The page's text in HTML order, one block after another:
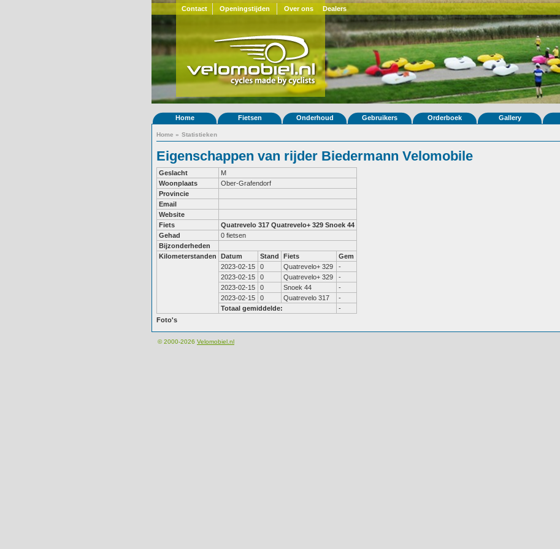
Contact Openingstijden Over ons Dealers
Home Fietsen Onderhoud Gebruikers Orderboek Gallery
Home » Statistieken
Eigenschappen van rijder Biedermann Velomobile
Geslacht
M
Woonplaats
Ober-Grafendorf
Provincie
Email
Website
Fiets
Quatrevelo 317 Quatrevelo+ 329 Snoek 44
Gehad
0 fietsen
Bijzonderheden
Kilometerstanden
Datum Stand Fiets
Gem
2023-02-15
0 Quatrevelo+ 329
-
2023-02-15
0 Quatrevelo+ 329
-
2023-02-15
0 Snoek 44
-
2023-02-15
0 Quatrevelo 317
-
Totaal gemiddelde:
-
Foto's
© 2000-2026 Velomobiel.nl